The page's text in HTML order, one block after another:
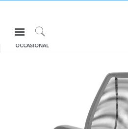
Open
Navigation
Menuto
모두 보기 의자 & 스툴
OCCASIONAL